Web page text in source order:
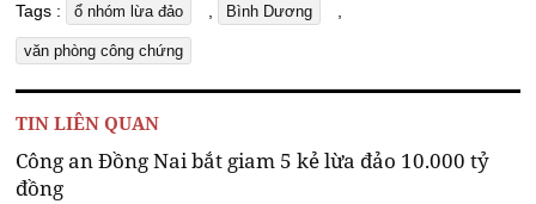
Tags : ổ nhóm lừa đảo Bình Dương
văn phòng công chứng
TIN LIÊN QUAN
Công an Đồng Nai bắt giam 5 kẻ lừa đảo 10.000 tỷ
đồng